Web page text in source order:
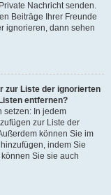
Nachricht senden.
Beiträge Ihrer Freunde
ignorieren, dann sehen
zur Liste der ignorierten
entfernen?
setzen: In jedem
zur Liste der
können Sie im
indem Sie
Sie sie auch